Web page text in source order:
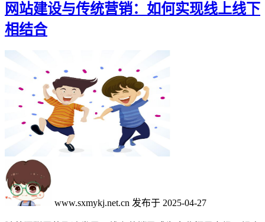
网站建设与传统营销：如何实现线上线下
相结合
www.sxmykj.net.cn 发布于 2025-04-27